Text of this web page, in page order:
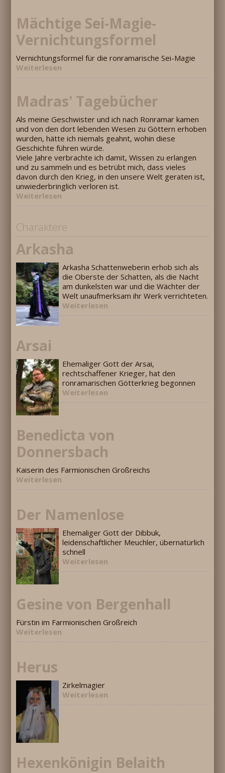
Mächtige Sei-Magie-
Vernichtungsformel
Vernichtungsformel für die ronramarische Sei-Magie
Weiterlesen
Madras' Tagebücher
Als meine Geschwister und ich nach Ronramar kamen
und von den dort lebenden Wesen zu Göttern erhoben
wurden, hätte ich niemals geahnt, wohin diese
Geschichte führen würde.
Viele Jahre verbrachte ich damit, Wissen zu erlangen
und zu sammeln und es betrübt mich, dass vieles
davon durch den Krieg, in den unsere Welt geraten ist,
unwiederbringlich verloren ist.
Weiterlesen
Charaktere
Arkasha
Arkasha Schattenweberin erhob sich als
die Oberste der Schatten, als die Nacht
am dunkelsten war und die Wächter der
Welt unaufmerksam ihr Werk verrichteten.
Weiterlesen
Arsai
Ehemaliger Gott der Arsai,
rechtschaffener Krieger, hat den
ronramarischen Götterkrieg begonnen
Weiterlesen
Benedicta von
Donnersbach
Kaiserin des Farmionischen Großreichs
Weiterlesen
Der Namenlose
Ehemaliger Gott der Dibbuk,
leidenschaftlicher Meuchler, übernatürlich
schnell
Weiterlesen
Gesine von Bergenhall
Fürstin im Farmionischen Großreich
Weiterlesen
Herus
Zirkelmagier
Weiterlesen
Hexenkönigin Belaith